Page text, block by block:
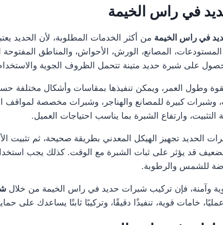
في راس الخيمة
في راس الخيمة من أكثر الخدمات المطلوبة، لأن الحديد
المصانع، الورش، الأحواش، والمناطق المفتوحة
على شبرة حديد متينة تتحمل الظروف الجوية
وطول العمر، ويمكن تنفيذها بمقاسات وأشكال
وشبرات كبيرة للمصانع والهناجر، وشبرات مخصصة لمواقف
التثبيت، وارتفاع الشبرة بما يناسب احتياجات العميل.
تجهيز الهيكل المعدني بطريقة صحيحة، ثم تثبيت
الضعيف قد يؤثر على ثبات الشبرة مع الوقت. كذلك يجب
للشمس والرطوبة.
وآمنة، فإن تركيب شبرات حديد في راس الخيمة من خلال
خامات قوية، تنفيذًا دقيقًا، وتركيبًا ثابتًا يساعدك على